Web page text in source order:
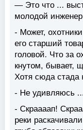
— Это что ...
молодой
- Может,
его старший
головой. Что за
кнутом, бывает,
Хотя сюда стада
- Не удивляюсь
- Скраааап!
реки